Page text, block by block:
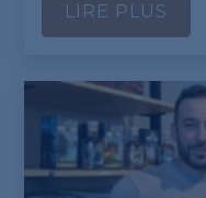
LIRE PLUS